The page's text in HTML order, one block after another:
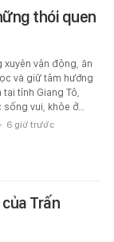
thói quen
xuyên vận động, ăn
và giữ tâm hướng
tỉnh Giang Tô,
vui, khỏe ở…
6 giờ trước
Trấn